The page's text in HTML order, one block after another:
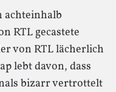
achteinhalb
RTL gecastete
von RTL lächerlich
lebt davon, dass
bizarr vertrottelt